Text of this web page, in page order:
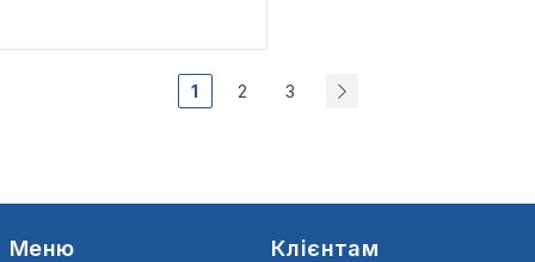
1 2 3
Меню Клієнтам